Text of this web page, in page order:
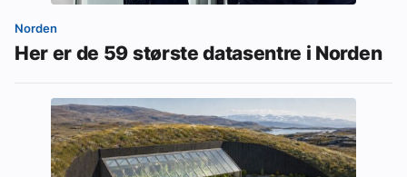
Norden
Her er de 59 største datasentre i Norden